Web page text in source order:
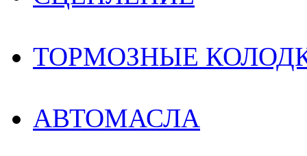
ТОРМОЗНЫЕ
АВТОМАСЛА